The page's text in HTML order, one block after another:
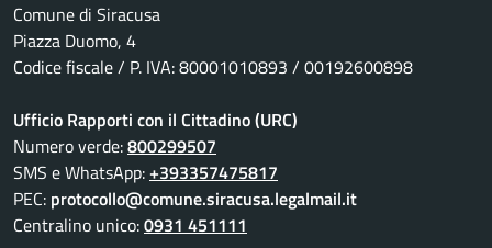
Comune di Siracusa
Piazza Duomo, 4
Codice fiscale / P. IVA: 80001010893 / 00192600898
Ufficio Rapporti con il Cittadino (URC)
Numero verde:800299507
SMS e WhatsApp:+393357475817
PEC: protocollo@comune.siracusa.legalmail.it
Centralino unico:0931 451111